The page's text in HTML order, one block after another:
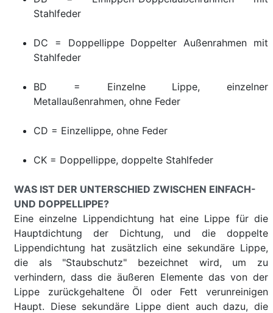
Stahlfeder
DC = Doppellippe Doppelter Außenrahmen mit
Stahlfeder
BD = Einzelne Lippe, einzelner
Metallaußenrahmen, ohne Feder
CD = Einzellippe, ohne Feder
CK = Doppellippe, doppelte Stahlfeder
WAS IST DER UNTERSCHIED ZWISCHEN EINFACH-
UND DOPPELLIPPE?
Eine einzelne Lippendichtung hat eine Lippe für die
Hauptdichtung der Dichtung, und die doppelte
Lippendichtung hat zusätzlich eine sekundäre Lippe,
die als "Staubschutz" bezeichnet wird, um zu
verhindern, dass die äußeren Elemente das von der
Lippe zurückgehaltene Öl oder Fett verunreinigen
Haupt. Diese sekundäre Lippe dient auch dazu, die